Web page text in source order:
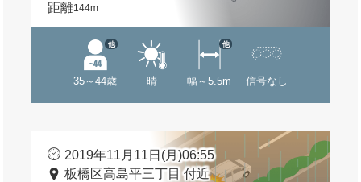
距離144m
35～44歳
他
晴 幅～5.5m
他
信号なし
2019年11月11日(月)06:55
板橋区高島平三丁目 付近